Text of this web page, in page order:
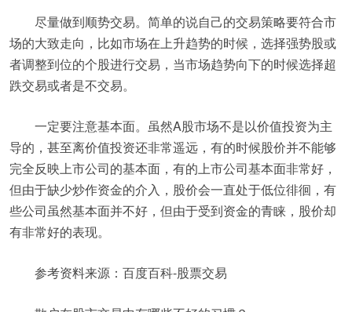
尽量做到顺势交易。简单的说自己的交易策略要符合市
场的大致走向，比如市场在上升趋势的时候，选择强势股或
者调整到位的个股进行交易，当市场趋势向下的时候选择超
跌交易或者是不交易。
一定要注意基本面。虽然A股市场不是以价值投资为主
导的，甚至离价值投资还非常遥远，有的时候股价并不能够
完全反映上市公司的基本面，有的上市公司基本面非常好，
但由于缺少炒作资金的介入，股价会一直处于低位徘徊，有
些公司虽然基本面并不好，但由于受到资金的青睐，股价却
有非常好的表现。
参考资料来源：百度百科-股票交易